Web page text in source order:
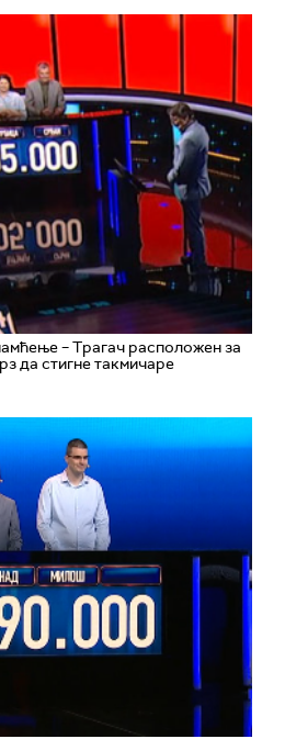
– Трагач расположен за
да стигне такмичаре